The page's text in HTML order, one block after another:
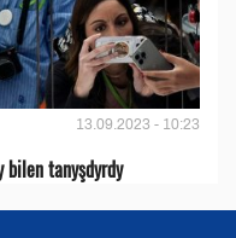
13.09.2023 - 10:23
bilen tanyşdyrdy